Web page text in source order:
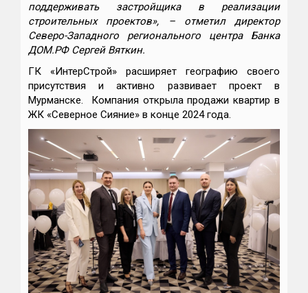
поддерживать застройщика в реализации
строительных проектов», – отметил директор
Северо-Западного регионального центра Банка
ДОМ.РФ Сергей Вяткин.
ГК «ИнтерСтрой» расширяет географию своего
присутствия и активно развивает проект в
Мурманске. Компания открыла продажи квартир в
ЖК «Северное Сияние» в конце 2024 года.